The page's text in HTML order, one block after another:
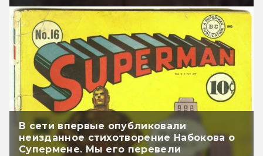
В сети впервые опубликовали
неизданное стихотворение Набокова о
Супермене. Мы его перевели